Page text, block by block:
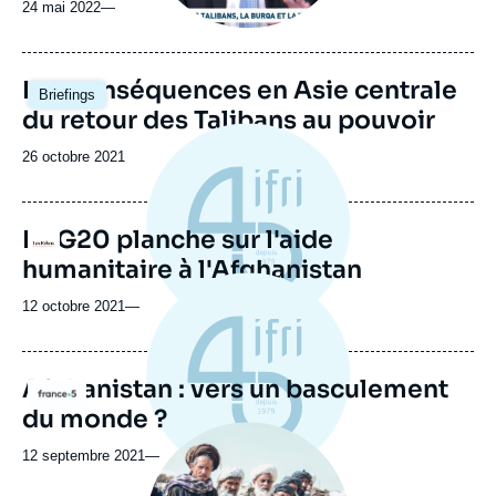
24 mai 2022—
Briefings
Image
principale
Les conséquences en Asie centrale
du retour des Talibans au pouvoir
Date
publication
26 octobre 2021
Logo
Le G20 planche sur l'aide
humanitaire à l'Afghanistan
12 octobre 2021—
Logo
Afghanistan : vers un basculement
du monde ?
12 septembre 2021—
Image
principale
médiatique